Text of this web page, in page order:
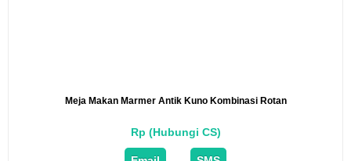
Meja Makan Marmer Antik Kuno Kombinasi Rotan
Rp (Hubungi CS)